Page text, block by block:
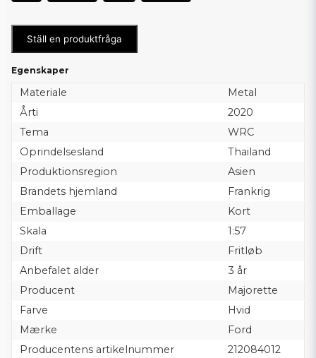
Ställ en produktfråga
Egenskaper
Materiale
Metal
Årti
2020
Tema
WRC
Oprindelsesland
Thailand
Produktionsregion
Asien
Brandets hjemland
Frankrig
Emballage
Kort
Skala
1:57
Drift
Fritløb
Anbefalet alder
3 år
Producent
Majorette
Farve
Hvid
Mærke
Ford
Producentens artikelnummer
212084012